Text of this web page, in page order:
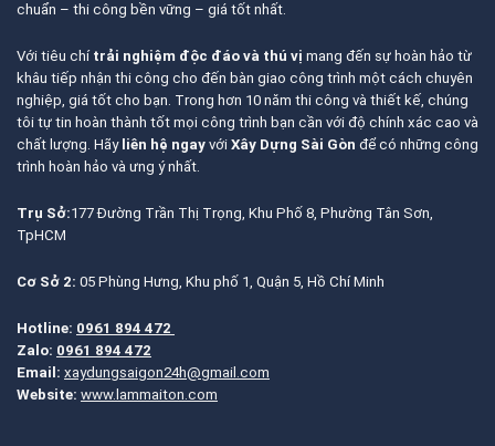
chuẩn – thi công bền vững – giá tốt nhất.
Với tiêu chí trải nghiệm độc đáo và thú vị mang đến sự hoàn hảo từ
khâu tiếp nhận thi công cho đến bàn giao công trình một cách chuyên
nghiệp, giá tốt cho bạn. Trong hơn 10 năm thi công và thiết kế, chúng
tôi tự tin hoàn thành tốt mọi công trình bạn cần với độ chính xác cao và
chất lượng. Hãy liên hệ ngay với Xây Dựng Sài Gòn để có những công
trình hoàn hảo và ưng ý nhất.
Trụ Sở:177 Đường Trần Thị Trọng, Khu Phố 8, Phường Tân Sơn,
TpHCM
Cơ Sở 2: 05 Phùng Hưng, Khu phố 1, Quận 5, Hồ Chí Minh
Hotline: 0961 894 472
Zalo: 0961 894 472
Email: xaydungsaigon24h@gmail.com
Website: www.lammaiton.com